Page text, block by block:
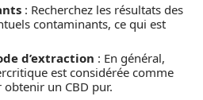
: Recherchez les résultats des
contaminants, ce qui est
d’extraction : En général,
est considérée comme
obtenir un CBD pur.